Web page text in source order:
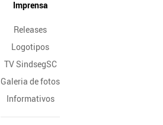
Imprensa
Releases
Logotipos
TV SindsegSC
Galeria de fotos
Informativos